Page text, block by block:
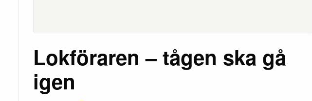
Lokföraren – tågen ska gå
igen